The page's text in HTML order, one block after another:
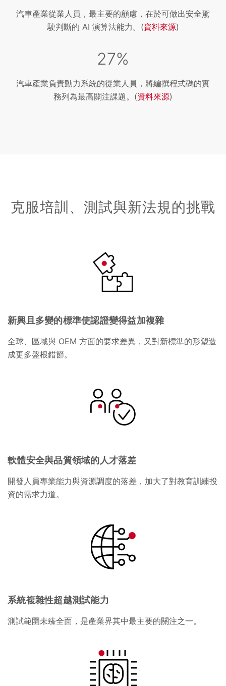
汽車產業從業人員，最主要的顧慮，在於可做出安全駕
駛判斷的 AI 演算法能力。(資料來源)
27%
汽車產業負責動力系統的從業人員，將編撰程式碼的實
務列為最高關注課題。(資料來源)
克服培訓、測試與新法規的挑戰
新興且多變的標準使認證變得益加複雜
全球、區域與 OEM 方面的要求差異，又對新標準的形塑造
成更多盤根錯節。
軟體安全與品質領域的人才落差
開發人員專業能力與資源調度的落差，加大了對教育訓練投
資的需求力道。
系統複雜性超越測試能力
測試範圍未臻全面，是產業界其中最主要的關注之一。